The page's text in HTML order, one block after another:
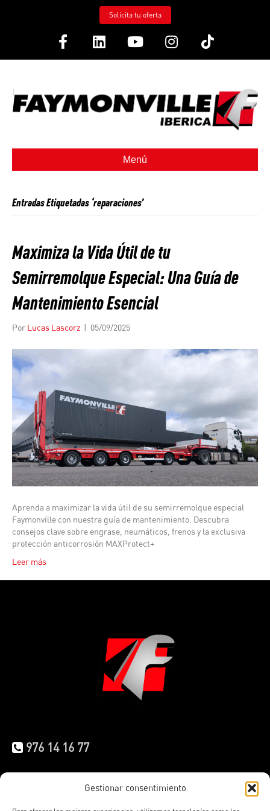
Gestionar consentimiento
Solicita tu oferta
FacebookLinkedinYoutubeInstagram
Tiktok
Menú
Entradas Etiquetadas ‘reparaciones’
Maximiza la Vida Útil de tu
Semirremolque Especial: Una Guía de
Mantenimiento Esencial
Por Lucas Lascorz | 05/09/2025
Aprenda a maximizar la vida útil de su semirremolque especial
Faymonville con nuestra guía de mantenimiento. Descubra
consejos clave sobre engrase, neumáticos, frenos y la exclusiva
protección anticorrosión MAXProtect+
Leer más
976 14 16 77
info.iberica@faymonville.com